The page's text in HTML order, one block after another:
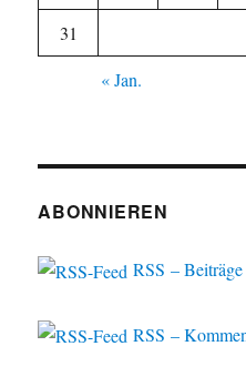
31
« Jan.
ABONNIEREN
RSS – Beiträge
RSS –